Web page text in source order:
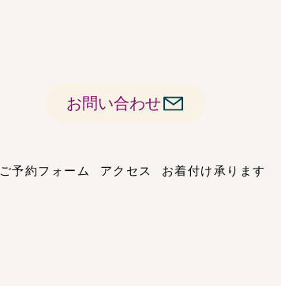
お問い合わせ
ご予約フォーム アクセス お着付け承ります